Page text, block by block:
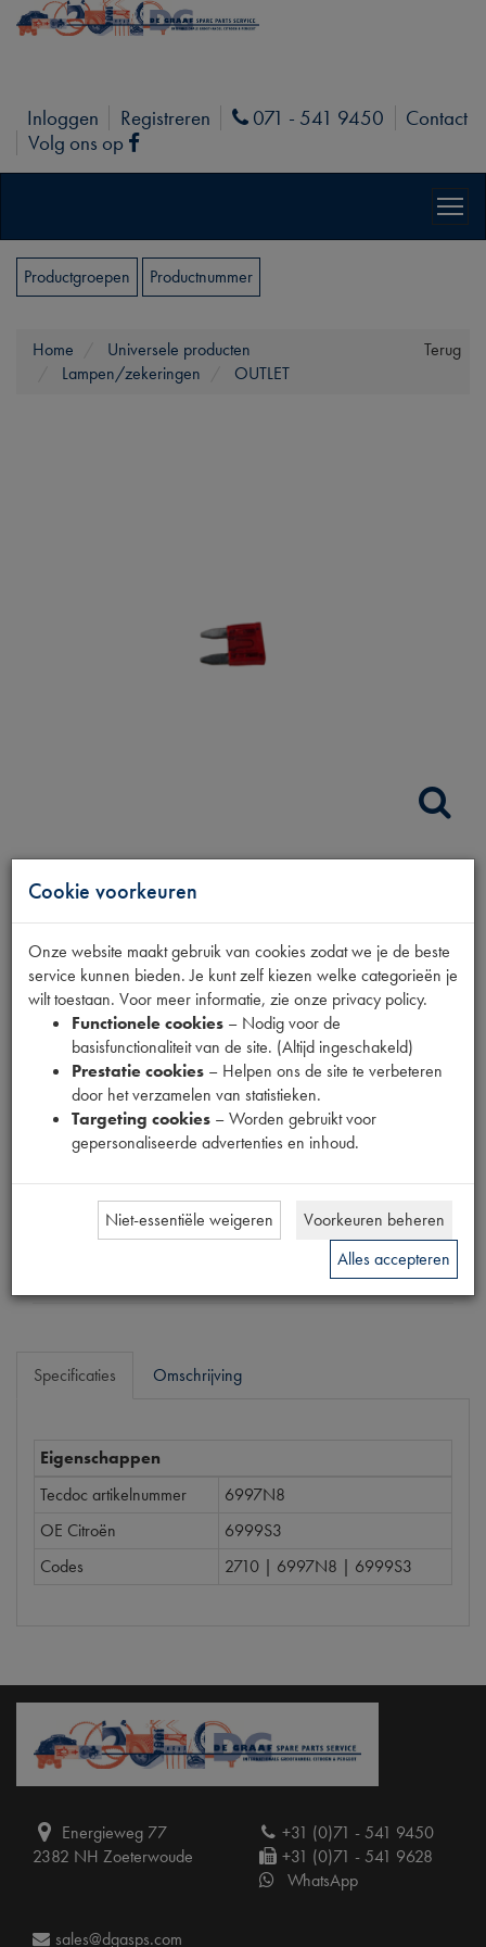
Inloggen Registreren Phone
071 - 541 9450
Contact
Volg ons op
Facebook
Productgroepen Productnummer
Terug
Home
Universele producten
Lampen/zekeringen
OUTLET
STEEKZEKERING 10
AMP MINI
Fabrikant
OUTLET
Productnummer
1880510
Normale prijs
47 (€0,39excl. btw)
28 (€0,23 excl. btw)
Specificaties Omschrijving
Eigenschappen
Tecdoc artikelnummer
6997N8
OE Citroën
6999S3
Codes
2710 | 6997N8 | 6999S3
Energieweg 77
2382 NH Zoeterwoude
+31 (0)71 - 541 9450
+31 (0)71 - 541 9628
WhatsApp
sales@dgasps.com
Cookie voorkeuren
Onze website maakt gebruik van cookies zodat we je de beste
service kunnen bieden. Je kunt zelf kiezen welke categorieën je
wilt toestaan. Voor meer informatie, zie onze privacy policy.
Functionele cookies – Nodig voor de
basisfunctionaliteit van de site. (Altijd ingeschakeld)
Prestatie cookies – Helpen ons de site te verbeteren
door het verzamelen van statistieken.
Targeting cookies – Worden gebruikt voor
gepersonaliseerde advertenties en inhoud.
Niet-essentiële weigeren
Voorkeuren beheren
Alles accepteren